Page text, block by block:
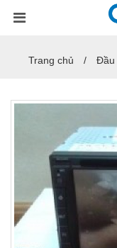
Trang chủ Đầu